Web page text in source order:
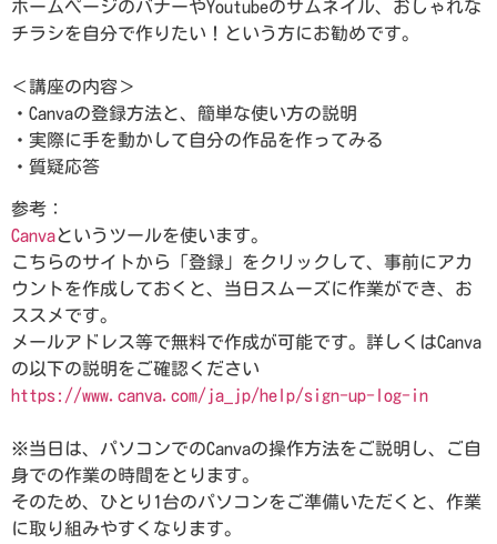
ホームページのバナーやYoutubeのサムネイル、おしゃれな
チラシを自分で作りたい！という方にお勧めです。
＜講座の内容＞
・Canvaの登録方法と、簡単な使い方の説明
・実際に手を動かして自分の作品を作ってみる
・質疑応答
参考：
Canvaというツールを使います。
こちらのサイトから「登録」をクリックして、事前にアカ
ウントを作成しておくと、当日スムーズに作業ができ、お
ススメです。
メールアドレス等で無料で作成が可能です。詳しくはCanva
の以下の説明をご確認ください
https://www.canva.com/ja_jp/help/sign-up-log-in
※当日は、パソコンでのCanvaの操作方法をご説明し、ご自
身での作業の時間をとります。
そのため、ひとり1台のパソコンをご準備いただくと、作業
に取り組みやすくなります。